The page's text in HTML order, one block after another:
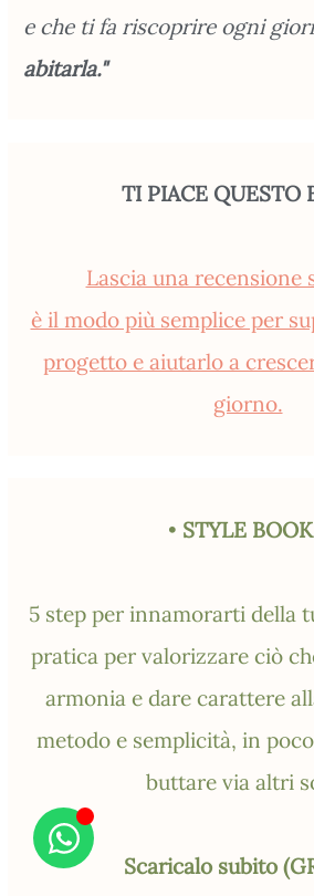
e che ti fa riscoprire ogni
abitarla."
TI PIACE QUESTO
Lascia una recensione
è il modo più semplice per
progetto e aiutarlo a
giorno.
• STYLE BOOK
5 step per innamorarti della
pratica per valorizzare ciò
armonia e dare carattere
metodo e semplicità, in
buttare via altri
Scaricalo subito